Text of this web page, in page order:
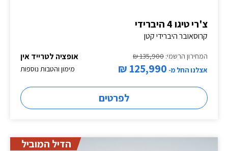
צ'רי טיגו 4 היברידי
קרוסאובר היברידי קטן
אופציה לטרייד אין
המחירון הרשמי: 135,900 ₪
מימון והטבות נוספות
אצלנו החל מ- 125,990 ₪
לפרטים
הדיל המוביל